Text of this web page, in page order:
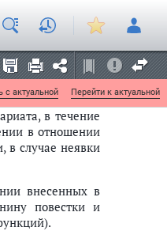
с актуальной Перейти к актуальной
наПортале
орган
политики и
учета.
в течение
в отношении
в случае неявки
внесенных в
повестки и